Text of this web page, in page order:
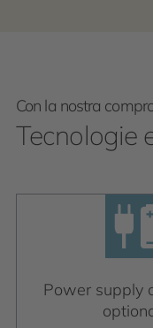
Con la nostra
Tecnologie
Power supply